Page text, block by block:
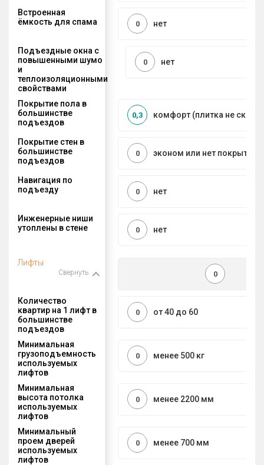
Встроенная
ёмкость для спама
нет
0
Подъездные окна с
повышенными шумо
и
теплоизоляционными
свойствами
нет
0
Покрытие пола в
большинстве
подъездов
комфорт (плитка не
0,3
Покрытие стен в
большинстве
подъездов
эконом или нет покрытия
0
Навигация по
подъезду
нет
0
Инженерные ниши
утоплены в стене
нет
0
Лифты
Свернуть 0
Количество
квартир на 1 лифт в
большинстве
подъездов
от 40 до 60
0
Минимальная
грузоподъемность
используемых
лифтов
менее 500 кг
0
Минимальная
высота потолка
используемых
лифтов
менее 2200 мм
0
Минимальный
проем дверей
используемых
лифтов
менее 700 мм
0